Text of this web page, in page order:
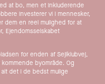
at bo, men et inkluderende
investerer vi i mennesker,
dem en reel mulighed for at
Ejendomsselskabet
for enden af Sejlklubvej,
byområde. Og
det i de bedst mulige